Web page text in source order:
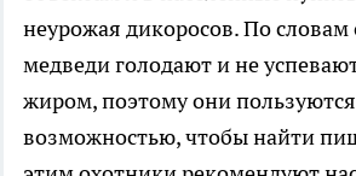
неурожая дикоросов. По словам
медведи голодают и не
жиром, поэтому они
возможностью, чтобы найти